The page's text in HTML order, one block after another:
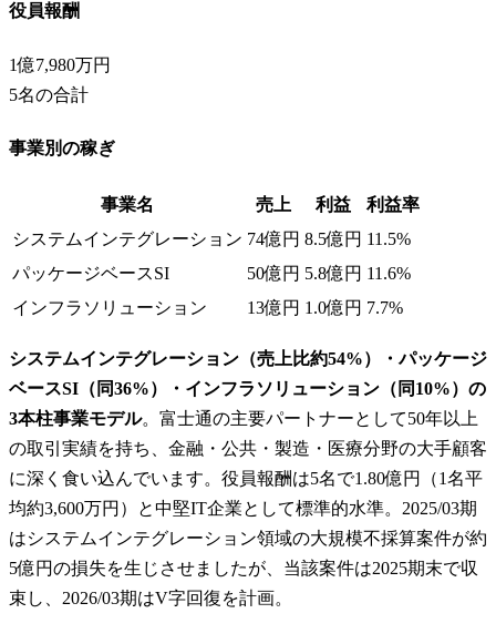
役員報酬
1億7,980万円
5名の合計
事業別の稼ぎ
事業名 売上 利益
利益率
システムインテグレーション 74億円 8.5億円 11.5%
パッケージベースSI
50億円 5.8億円 11.6%
インフラソリューション
13億円 1.0億円 7.7%
システムインテグレーション（売上比約54%）・パッケージ
ベースSI（同36%）・インフラソリューション（同10%）の
3本柱事業モデル。富士通の主要パートナーとして50年以上
の取引実績を持ち、金融・公共・製造・医療分野の大手顧客
に深く食い込んでいます。役員報酬は5名で1.80億円（1名平
均約3,600万円）と中堅IT企業として標準的水準。2025/03期
はシステムインテグレーション領域の大規模不採算案件が約
5億円の損失を生じさせましたが、当該案件は2025期末で収
束し、2026/03期はV字回復を計画。